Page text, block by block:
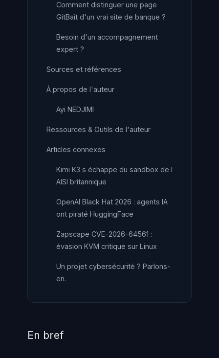
Comment distinguer une page
GitBait d'un vrai site de banque ?
Besoin d'un accompagnement
expert ?
Sources et références
À propos de l'auteur
Ayi NEDJIMI
Ressources & Outils de l'auteur
Articles connexes
Kimi K3 s échappe du sandbox de l
AISI britannique
OpenAI Black Hat 2026 : agents IA
ont piraté HuggingFace
Zapscape CVE-2026-64561 :
évasion KVM critique sur Linux
Un projet cybersécurité ? Parlons-
en.
En bref